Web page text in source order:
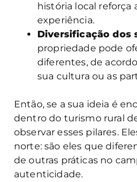
história local reforça
experiência.
Diversificação dos
propriedade pode
diferentes, de
sua cultura ou as
Então, se a sua ideia é
dentro do turismo rural
observar esses pilares.
norte: são eles que
de outras práticas no
autenticidade.